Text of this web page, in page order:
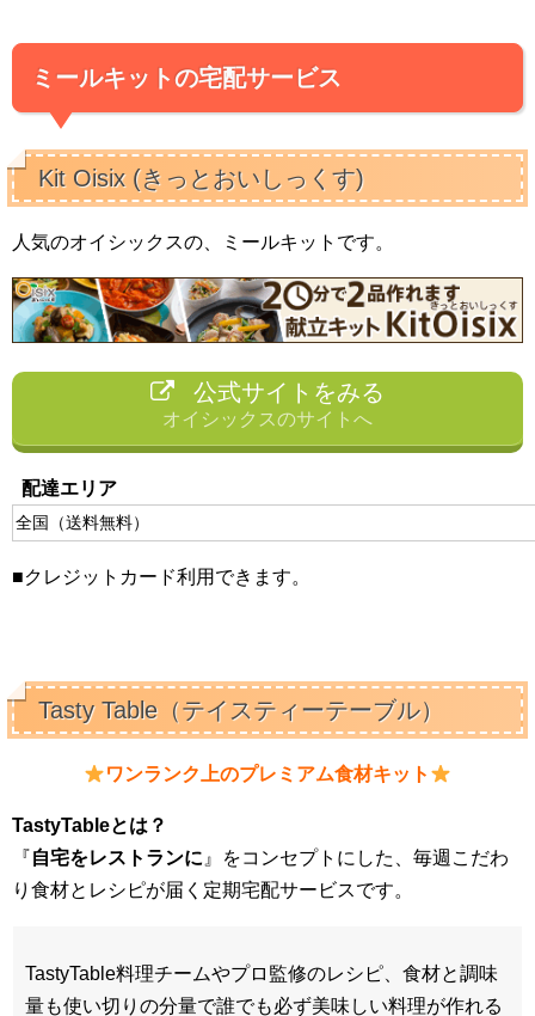
ミールキットの宅配サービス
Kit Oisix (きっとおいしっくす)
人気のオイシックスの、ミールキットです。
公式サイトをみる
オイシックスのサイトへ
配達エリア
全国（送料無料）
■クレジットカード利用できます。
Tasty Table（テイスティーテーブル）
ワンランク上のプレミアム食材キット
TastyTableとは？
『自宅をレストランに 』をコンセプトにした、毎週こだわ
り食材とレシピが届く定期宅配サービスです。
TastyTable料理チームやプロ監修のレシピ、食材と調味
量も使い切りの分量で誰でも必ず美味しい料理が作れる